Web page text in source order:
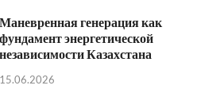
Маневренная генерация как
фундамент энергетической
независимости Казахстана
15.06.2026